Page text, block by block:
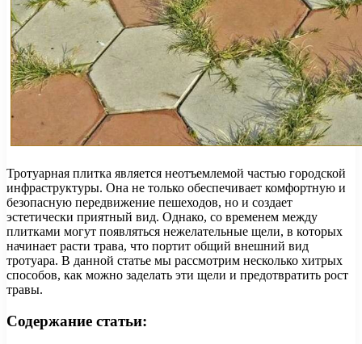
Тротуарная плитка является неотъемлемой частью городской
инфраструктуры. Она не только обеспечивает комфортную и
безопасную передвижение пешеходов, но и создает
эстетически приятный вид. Однако, со временем между
плитками могут появляться нежелательные щели, в которых
начинает расти трава, что портит общий внешний вид
тротуара. В данной статье мы рассмотрим несколько хитрых
способов, как можно заделать эти щели и предотвратить рост
травы.
Содержание статьи: